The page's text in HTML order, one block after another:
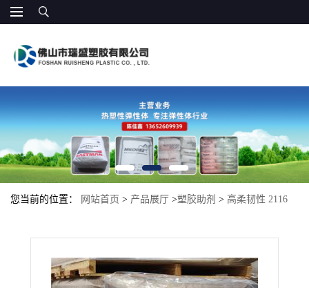
您当前的位置： 网站首页 > 产品展厅 >塑胶助剂 > 高柔韧性 2116